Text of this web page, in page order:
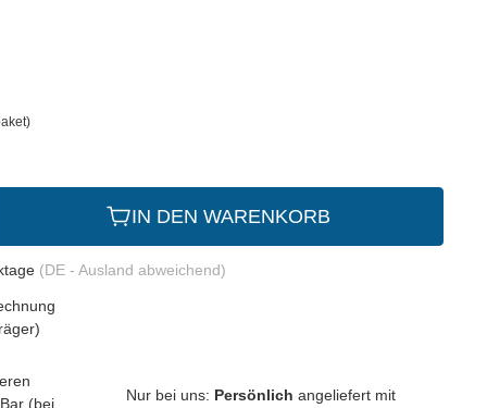
IN DEN WARENKORB
(DE - Ausland abweichend)
Nur bei uns: Persönlich angeliefert mit